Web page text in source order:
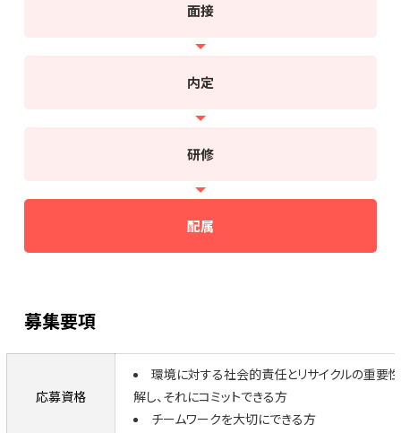
面接
内定
研修
配属
募集要項
応募資格
環境に対する社会的責任とリサイクルの重要
解し、それにコミットできる方
チームワークを大切にできる方